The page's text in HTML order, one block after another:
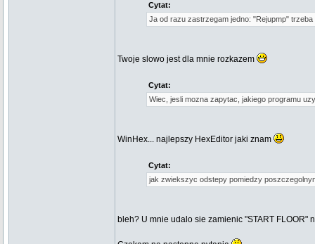
Cytat:
Ja od razu zastrzegam jedno: "Rejupmp"
Twoje slowo jest dla mnie rozkazem
Cytat:
Wiec, jesli mozna zapytac, jakiego programu
WinHex... najlepszy HexEditor jaki znam
Cytat:
jak zwiekszyc odstepy pomiedzy
bleh? U mnie udalo sie zamienic "START FLOOR"